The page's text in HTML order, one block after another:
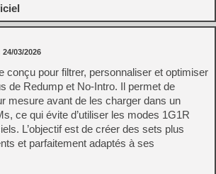
24/03/2026
conçu pour filtrer, personnaliser et optimiser
de Redump et No-Intro. Il permet de
mesure avant de les charger dans un
ce qui évite d’utiliser les modes 1G1R
L’objectif est de créer des sets plus
et parfaitement adaptés à ses